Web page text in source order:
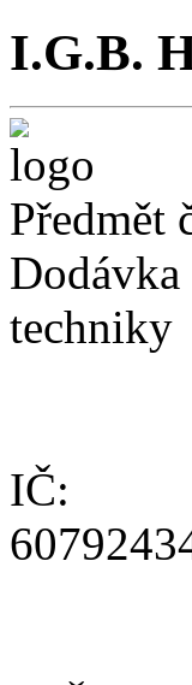
I.G.B.
Předmět
techniky
IČ: